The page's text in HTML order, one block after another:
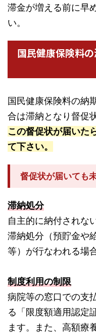
滞金が増える前に早
い。
国民健康保険料
国民健康保険料の納
合は滞納となり督促
この督促状が届いた
て下さい。
督促状が届いても
滞納処分
自主的に納付されな
滞納処分（預貯金や
等）が行なわれる場
制度利用の制限
病院等の窓口での支
る「限度額適用認定
ます。また、高額療